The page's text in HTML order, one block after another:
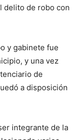
delito de robo con
y gabinete fue
y una vez
de
a disposición
integrante de la